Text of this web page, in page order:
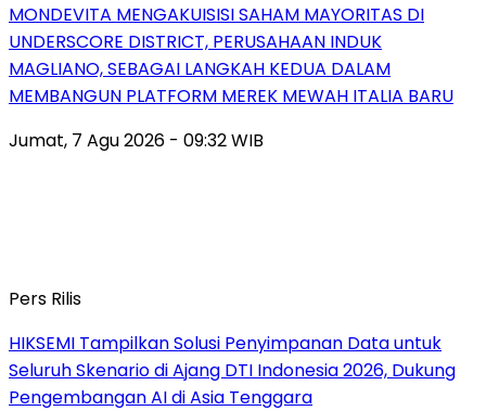
MONDEVITA MENGAKUISISI SAHAM MAYORITAS DI
UNDERSCORE DISTRICT, PERUSAHAAN INDUK
MAGLIANO, SEBAGAI LANGKAH KEDUA DALAM
MEMBANGUN PLATFORM MEREK MEWAH ITALIA BARU
Jumat, 7 Agu 2026 - 09:32 WIB
Pers Rilis
HIKSEMI Tampilkan Solusi Penyimpanan Data untuk
Seluruh Skenario di Ajang DTI Indonesia 2026, Dukung
Pengembangan AI di Asia Tenggara